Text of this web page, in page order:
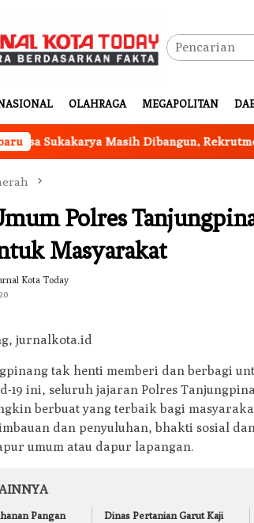
OLAHRAGA MEGAPOLITAN
Masih Dibangun, Rekrutmen
Polres
Masyarakat
Kota Today
jurnalkota.id
tak henti memberi dan berbagi
19 ini, seluruh jajaran Polres
berbuat yang terbaik bagi
dan penyuluhan, bhakti sosial
umum atau dapur lapangan.
Pangan
Dinas Pertanian Garut Kaji